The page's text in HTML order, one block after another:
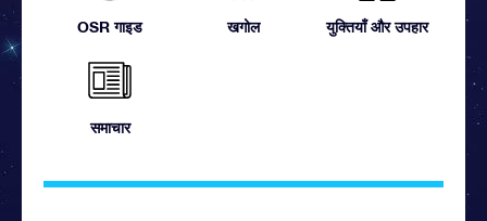
OSR गाइड खगोल युक्तियाँ और उपहार
समाचार